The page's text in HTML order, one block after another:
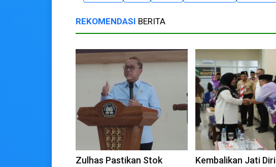
REKOMENDASI BERITA
Zulhas Pastikan Stok
Kembalikan Jati Diri